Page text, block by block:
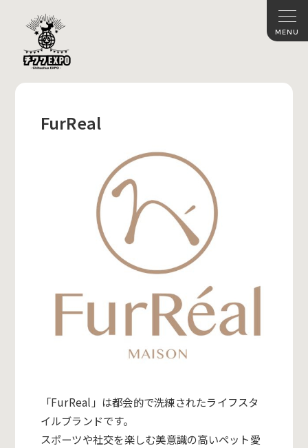
FurReal
「FurReal 」は都会的で洗練されたライフスタ
イルブランドです。
スポーツや社交を楽しむ美意識の高いペット愛